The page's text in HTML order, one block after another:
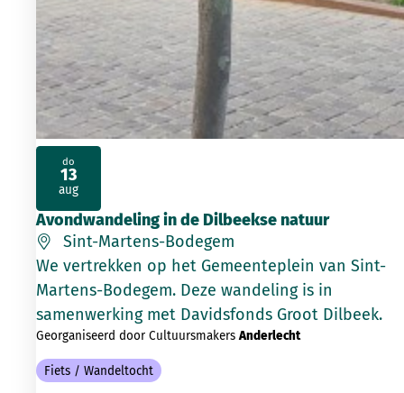
Avondwandeling in de Dilbeekse natuur
Sint-Martens-Bodegem
We vertrekken op het Gemeenteplein van Sint-
Martens-Bodegem. Deze wandeling is in
samenwerking met Davidsfonds Groot Dilbeek.
Georganiseerd door CultuursmakersAnderlecht
Fiets / Wandeltocht
do
13
aug
2026